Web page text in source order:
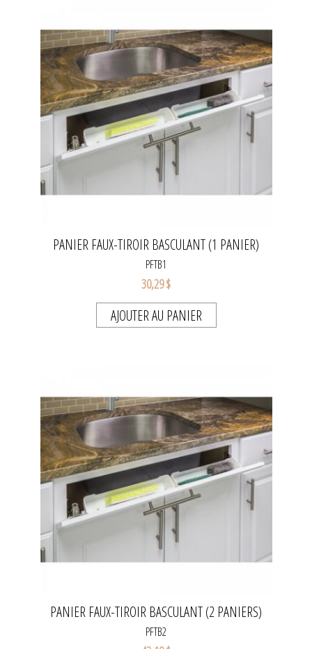
PANIER FAUX-TIROIR BASCULANT (1 PANIER)
PFTB1
30,29 $
AJOUTER AU PANIER
PANIER FAUX-TIROIR BASCULANT (2 PANIERS)
PFTB2